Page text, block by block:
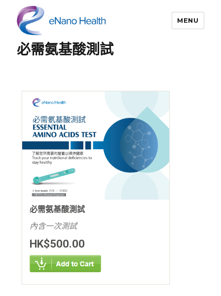
依納康科技
MENU
必需氨基酸測試
必需氨基酸測試
內含一次測試
HK$500.00